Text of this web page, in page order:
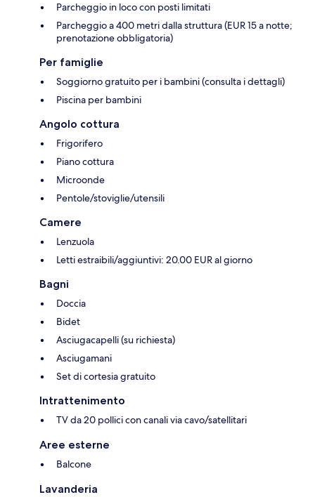
Parcheggio in loco con posti limitati
Parcheggio a 400 metri dalla struttura (EUR 15 a notte;
prenotazione obbligatoria)
Per famiglie
Soggiorno gratuito per i bambini (consulta i dettagli)
Piscina per bambini
Angolo cottura
Frigorifero
Piano cottura
Microonde
Pentole/stoviglie/utensili
Camere
Lenzuola
Letti estraibili/aggiuntivi: 20.00 EUR al giorno
Bagni
Doccia
Bidet
Asciugacapelli (su richiesta)
Asciugamani
Set di cortesia gratuito
Intrattenimento
TV da 20 pollici con canali via cavo/satellitari
Aree esterne
Balcone
Lavanderia